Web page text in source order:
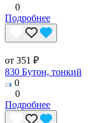
0
Подробнее
от 351 ₽
830 Бутон, тонкий
0
0
Подробнее